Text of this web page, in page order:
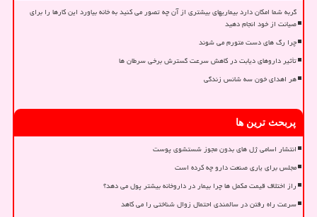
گربه شما امکان دارد بیماریهای بیشتری از آن چه تصور می کنید به خانه بیاورد این کارها را برای
صیانت از خود انجام دهید
چرا رگ های دست متورم می شوند
تأثیر داروهای دیابت در کاهش سرعت گسترش برخی سرطان ها
هر اهدای خون سه شانس زندگی
پربحث ترین ها
انتشار اسامی ژل های بدون مجوز شستشوی پوست
مجلس برای یاری صنعت دارو چه کرده است
راز اختلاف قیمت مکمل ها چرا بیمار در داروخانه بیشتر پول می دهد؟
سرعت راه رفتن در سالمندی احتمال زوال شناختی را می کاهد